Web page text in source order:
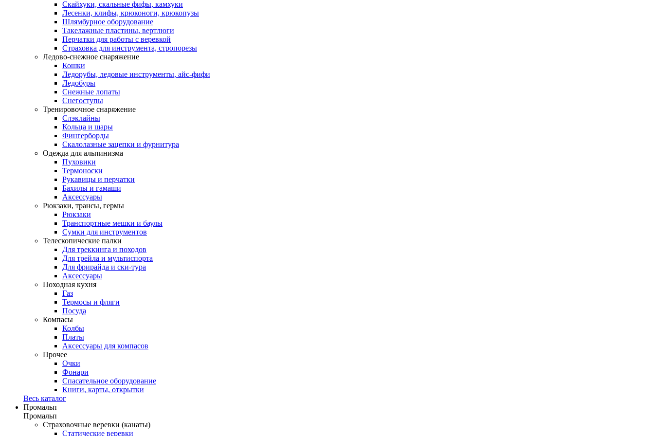
Скайхуки, скальные фифы, камхуки
Лесенки, клифы, крюконоги, крюкопузы
Шлямбурное оборудование
Такелажные пластины, вертлюги
Перчатки для работы с веревкой
Страховка для инструмента, стропорезы
Ледово-снежное снаряжение
Кошки
Ледорубы, ледовые инструменты, айс-фифи
Ледобуры
Снежные лопаты
Снегоступы
Тренировочное снаряжение
Слэклайны
Кольца и шары
Фингерборды
Скалолазные зацепки и фурнитура
Одежда для альпинизма
Пуховики
Термоноски
Рукавицы и перчатки
Бахилы и гамаши
Аксессуары
Рюкзаки, трансы, гермы
Рюкзаки
Транспортные мешки и баулы
Сумки для инструментов
Телескопические палки
Для треккинга и походов
Для трейла и мультиспорта
Для фрирайда и ски-тура
Аксессуары
Походная кухня
Газ
Термосы и фляги
Посуда
Компасы
Колбы
Платы
Аксессуары для компасов
Прочее
Очки
Фонари
Спасательное оборудование
Книги, карты, открытки
Весь каталог
Промальп
Промальп
Страховочные веревки (канаты)
Статические веревки